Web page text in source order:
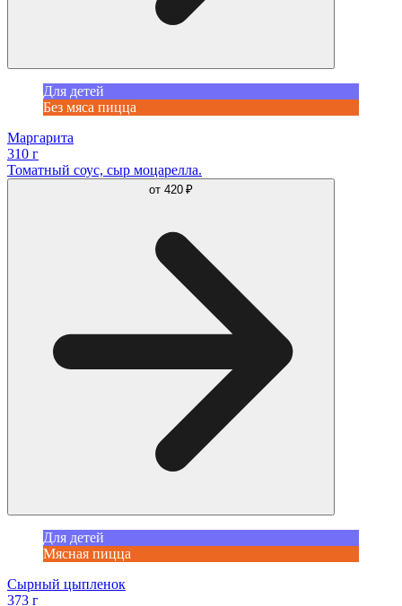
Для детей
Без мяса пицца
Маргарита
310 г
Томатный соус, сыр моцарелла.
от 420 ₽
Для детей
Мясная пицца
Сырный цыпленок
373 г